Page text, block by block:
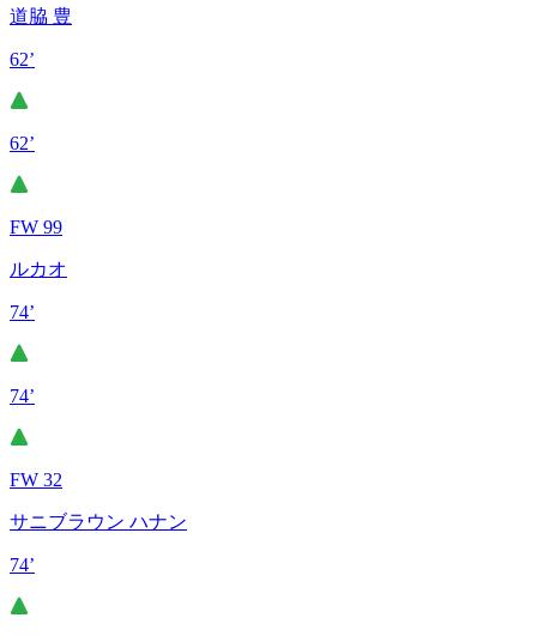
道脇 豊
62’
62’
FW 99
ルカオ
74’
74’
FW 32
サニブラウン ハナン
74’